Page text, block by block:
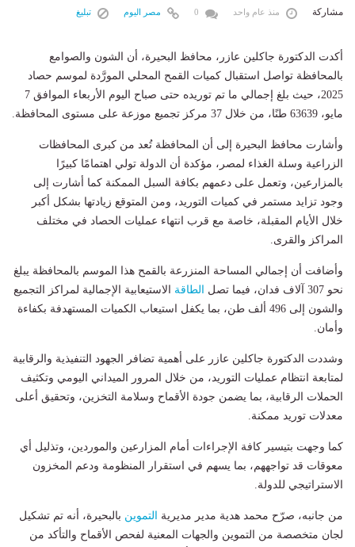
مشاركة منذ عام واحد مصر اليوم تبليغ
أكدت الدكتورة جاكلين عازر، محافظ البحيرة، أن الشون والصوامع
بالمحافظة تواصل استقبال كميات القمح المحلي المورَّدة لموسم حصاد
2025، حيث بلغ إجمالي ما تم توريده حتى صباح اليوم الأربعاء الموافق 7
مايو، 63639 طنًا، من خلال 37 مركز تجميع موزعة على مستوى المحافظة.
وأشارت محافظ البحيرة إلى أن المحافظة تُعد من كبرى المحافظات
الزراعية وسلة الغذاء لمصر، مؤكدة أن الدولة تولي اهتمامًا كبيرًا
بالمزارعين، وتعمل على دعمهم بكافة السبل الممكنة كما أشارت إلى
وجود تزايد مستمر في كميات التوريد، ومن المتوقع زيادتها بشكل أكبر
خلال الأيام المقبلة، خاصة مع قرب انتهاء عمليات الحصاد في مختلف
المراكز والقرى.
وأضافت أن إجمالي المساحة المنزرعة بالقمح هذا الموسم بالمحافظة يبلغ
نحو 307 آلاف فدان، فيما تصل
الطاقة الاستيعابية الإجمالية لمراكز التجميع
والشون إلى 496 ألف طن، بما يكفل استيعاب الكميات المستهدفة بكفاءة
وأمان.
وشددت الدكتورة جاكلين عازر على أهمية تضافر الجهود التنفيذية والرقابية
لمتابعة انتظام عمليات التوريد، من خلال المرور الميداني اليومي وتكثيف
الحملات الرقابية، بما يضمن جودة الأقماح وسلامة التخزين، وتحقيق أعلى
معدلات توريد ممكنة.
كما وجهت بتيسير كافة الإجراءات أمام المزارعين والموردين، وتذليل أي
معوقات قد تواجههم، بما يسهم في استقرار المنظومة ودعم المخزون
الاستراتيجي للدولة.
من جانبه، صرّح محمد هدية مدير مديرية التموين بالبحيرة، أنه تم تشكيل
لجان متخصصة من التموين والجهات المعنية لفحص الأقماح والتأكد من